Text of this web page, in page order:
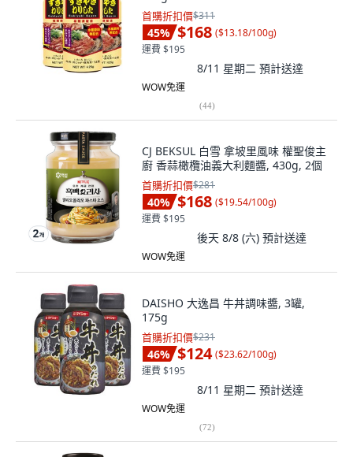
首購折扣價$311
45% $168 ($13.18/100g)
運費 $195
8/11 星期二 預計送達
WOW免運
(44)
CJ BEKSUL 白雪 拿坡里風味 權聖俊主
廚 香蒜橄欖油義大利麵醬, 430g, 2個
首購折扣價$281
40% $168 ($19.54/100g)
運費 $195
後天 8/8 (六) 預計送達
WOW免運
DAISHO 大逸昌 牛丼調味醬, 3罐,
175g
首購折扣價$231
46% $124 ($23.62/100g)
運費 $195
8/11 星期二 預計送達
WOW免運
(72)